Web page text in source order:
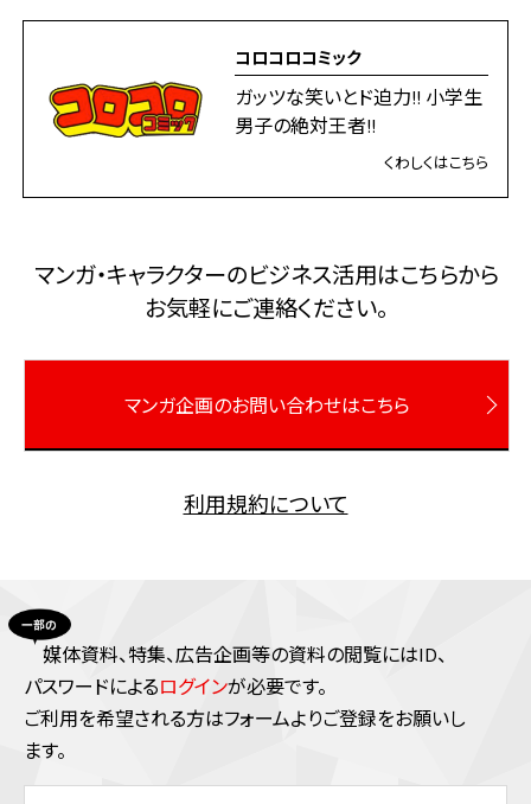
コロコロコミック
ガッツな笑いとド迫力!! 小学生
男子の絶対王者!!
くわしくはこちら
マンガ・キャラクターのビジネス活⽤はこちらから
お気軽にご連絡ください。
マンガ企画のお問い合わせはこちら
利用規約について
媒体資料、特集、広告企画等の資料の閲覧にはID、
パスワードによるログインが必要です。
ご利⽤を希望される⽅はフォームよりご登録をお願いし
ます。